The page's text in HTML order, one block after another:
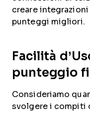
creare
punteggi migliori.
Facilità
punteggio
Consideriamo
svolgere i compiti